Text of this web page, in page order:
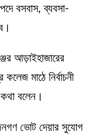
বসবাস, ব্যবসা-
আড়াইহাজারের
মাঠে নির্বাচনী
বলেন।
ভোট দেয়ার সুযোগ